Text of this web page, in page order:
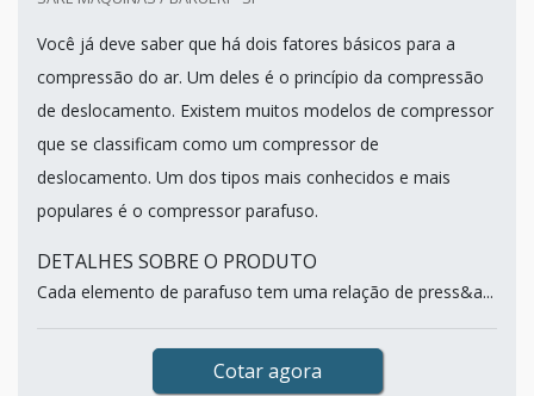
Você já deve saber que há dois fatores básicos para a
compressão do ar. Um deles é o princípio da compressão
de deslocamento. Existem muitos modelos de compressor
que se classificam como um compressor de
deslocamento. Um dos tipos mais conhecidos e mais
populares é o compressor parafuso.
DETALHES SOBRE O PRODUTO
Cada elemento de parafuso tem uma relação de press&a...
Cotar agora